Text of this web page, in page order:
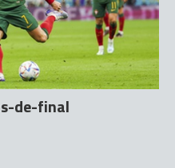
de-final